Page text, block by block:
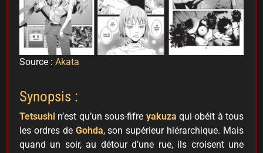
Source : Akata
Synopsis :
Tetsushi n’est qu’un sous-fifre yakuza qui obéit à tous
les ordres de Gohda, son supérieur hiérarchique. Mais
quand un soir, au détour d’une rue, ils croisent une